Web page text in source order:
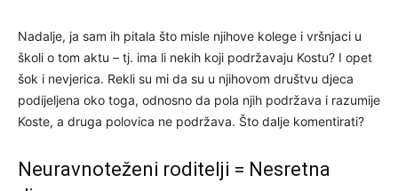
Nadalje, ja sam ih pitala što misle njihove kolege i vršnjaci u
školi o tom aktu – tj. ima li nekih koji podržavaju Kostu? I opet
šok i nevjerica. Rekli su mi da su u njihovom društvu djeca
podijeljena oko toga, odnosno da pola njih podržava i razumije
Koste, a druga polovica ne podržava. Što dalje komentirati?
Neuravnoteženi roditelji = Nesretna